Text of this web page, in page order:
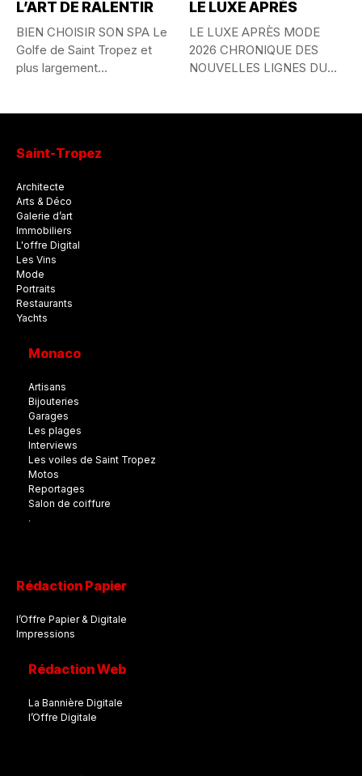
L’ART DE RALENTIR
BIEN CHOISIR SON SPA Le
Golfe de Saint Tropez et
plus largement...
LE LUXE APRÈS
LE LUXE APRÈS MODE
2026 CHRONIQUE DES
NOUVELLES LIGNES DU
Saint-Tropez
Architecte
Arts & Déco
Galerie d’art
Immobiliers
L'offre Digital
Les Vins
Mode
Portraits
Restaurants
Yachts
Monaco
Artisans
Bijouteries
Garages
Les plages
Interviews
Les voiles de Saint Tropez
Motos
Reportages
Salon de coiffure
.
Rédaction Papier
l’Offre Papier & Digitale
Impressions
Rédaction Web
La Bannière Digitale
l’Offre Digitale